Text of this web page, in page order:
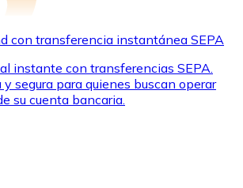
con transferencia instantánea SEPA
instante con transferencias SEPA.
segura para quienes buscan operar
su cuenta bancaria.